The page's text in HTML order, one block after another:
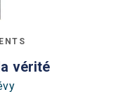
vérité